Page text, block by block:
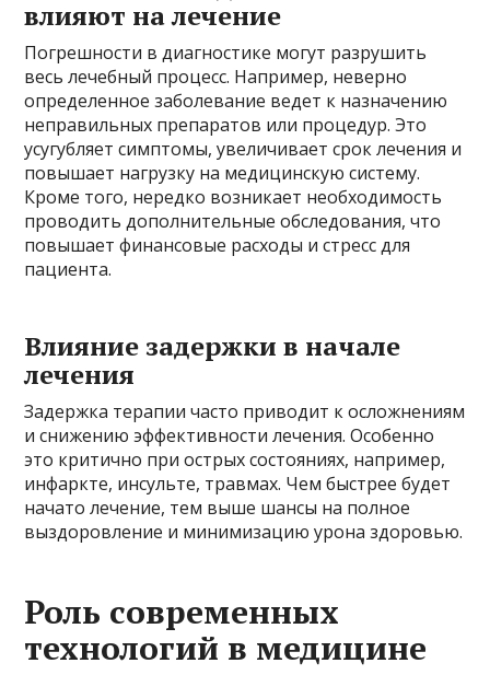
влияют на лечение
Погрешности в диагностике могут разрушить
весь лечебный процесс. Например, неверно
определенное заболевание ведет к назначению
неправильных препаратов или процедур. Это
усугубляет симптомы, увеличивает срок лечения и
повышает нагрузку на медицинскую систему.
Кроме того, нередко возникает необходимость
проводить дополнительные обследования, что
повышает финансовые расходы и стресс для
пациента.
Влияние задержки в начале
лечения
Задержка терапии часто приводит к осложнениям
и снижению эффективности лечения. Особенно
это критично при острых состояниях, например,
инфаркте, инсульте, травмах. Чем быстрее будет
начато лечение, тем выше шансы на полное
выздоровление и минимизацию урона здоровью.
Роль современных
технологий в медицине